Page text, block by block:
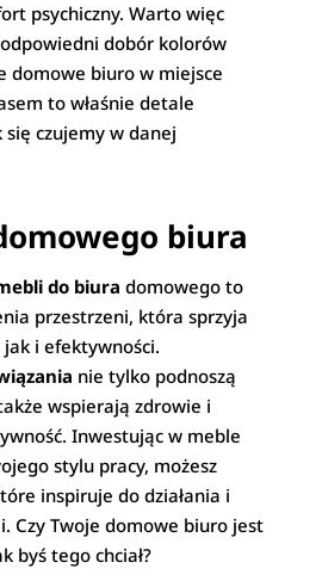
psychiczny. Warto więc
dobór kolorów
domowe biuro w miejsce
to właśnie detale
czujemy w danej
biura
do biura domowego to
przestrzeni, która sprzyja
i efektywności.
nie tylko podnoszą
wspierają zdrowie i
Inwestując w meble
stylu pracy, możesz
inspiruje do działania i
Czy Twoje domowe biuro jest
byś tego chciał?